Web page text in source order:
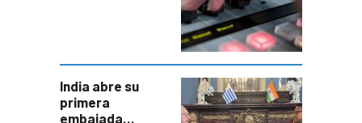
India abre su
primera
embajada